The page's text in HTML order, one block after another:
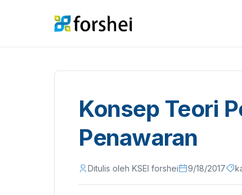
Konsep Teori
Penawaran
Ditulis oleh KSEI forshei 9/18/2017